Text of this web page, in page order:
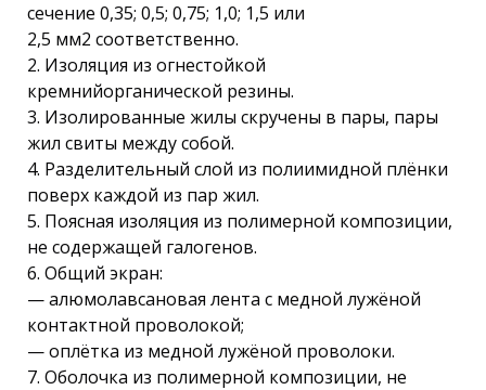
сечение 0,35; 0,5; 0,75; 1,0; 1,5 или
2,5 мм2 соответственно.
2. Изоляция из огнестойкой
кремнийорганической резины.
3. Изолированные жилы скручены в пары, пары
жил свиты между собой.
4. Разделительный слой из полиимидной плёнки
поверх каждой из пар жил.
5. Поясная изоляция из полимерной композиции,
не содержащей галогенов.
6. Общий экран:
— алюмолавсановая лента с медной лужёной
контактной проволокой;
— оплётка из медной лужёной проволоки.
7. Оболочка из полимерной композиции, не